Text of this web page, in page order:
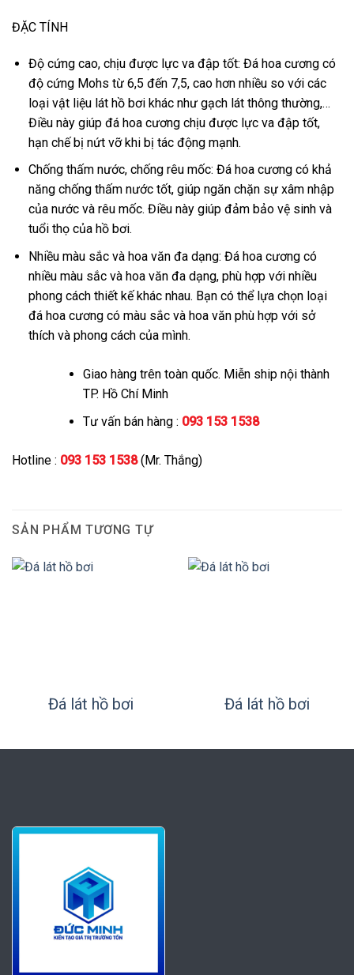
ĐẶC TÍNH
Độ cứng cao, chịu được lực va đập tốt: Đá hoa cương có
độ cứng Mohs từ 6,5 đến 7,5, cao hơn nhiều so với các
loại vật liệu lát hồ bơi khác như gạch lát thông thường,…
Điều này giúp đá hoa cương chịu được lực va đập tốt,
hạn chế bị nứt vỡ khi bị tác động mạnh.
Chống thấm nước, chống rêu mốc: Đá hoa cương có khả
năng chống thấm nước tốt, giúp ngăn chặn sự xâm nhập
của nước và rêu mốc. Điều này giúp đảm bảo vệ sinh và
tuổi thọ của hồ bơi.
Nhiều màu sắc và hoa văn đa dạng: Đá hoa cương có
nhiều màu sắc và hoa văn đa dạng, phù hợp với nhiều
phong cách thiết kế khác nhau. Bạn có thể lựa chọn loại
đá hoa cương có màu sắc và hoa văn phù hợp với sở
thích và phong cách của mình.
Giao hàng trên toàn quốc. Miễn ship nội thành
TP. Hồ Chí Minh
Tư vấn bán hàng : 093 153 1538
Hotline : 093 153 1538(Mr. Thắng)
SẢN PHẨM TƯƠNG TỰ
Đá lát hồ bơi Đá lát hồ bơi